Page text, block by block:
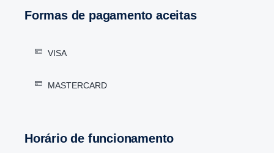
Formas de pagamento aceitas
VISA
MASTERCARD
Horário de funcionamento